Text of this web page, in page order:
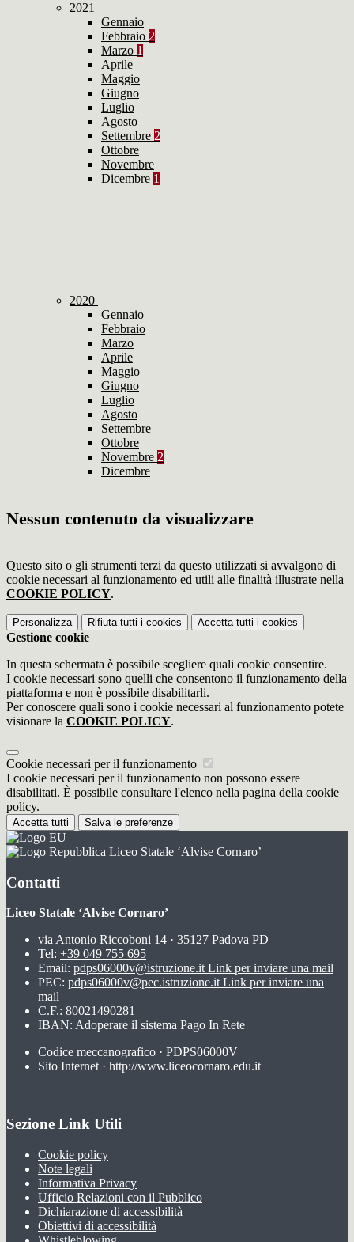
2021
Gennaio
Febbraio 2
Marzo 1
Aprile
Maggio
Giugno
Luglio
Agosto
Settembre 2
Ottobre
Novembre
Dicembre 1
2020
Gennaio
Febbraio
Marzo
Aprile
Maggio
Giugno
Luglio
Agosto
Settembre
Ottobre
Novembre 2
Dicembre
Nessun contenuto da visualizzare
Questo sito o gli strumenti terzi da questo utilizzati si avvalgono di
cookie necessari al funzionamento ed utili alle finalità illustrate nella
COOKIE POLICY.
Personalizza Rifiuta tutti i cookies Accetta tutti i cookies
Gestione cookie
In questa schermata è possibile scegliere quali cookie consentire.
I cookie necessari sono quelli che consentono il funzionamento della
piattaforma e non è possibile disabilitarli.
Per conoscere quali sono i cookie necessari al funzionamento potete
visionare la COOKIE POLICY.
Cookie necessari per il funzionamento
I cookie necessari per il funzionamento non possono essere
disabilitati. È possibile consultare l'elenco nella pagina della cookie
policy.
Accetta tutti Salva le preferenze
Liceo Statale ‘Alvise Cornaro’
Contatti
Liceo Statale ‘Alvise Cornaro’
via Antonio Riccoboni 14 · 35127 Padova PD
Tel: +39 049 755 695
Email: pdps06000v@istruzione.it Link per inviare una mail
PEC: pdps06000v@pec.istruzione.it Link per inviare una
mail
C.F.: 80021490281
IBAN: Adoperare il sistema Pago In Rete
Codice meccanografico · PDPS06000V
Sito Internet · http://www.liceocornaro.edu.it
Sezione Link Utili
Cookie policy
Note legali
Informativa Privacy
Ufficio Relazioni con il Pubblico
Dichiarazione di accessibilità
Obiettivi di accessibilità